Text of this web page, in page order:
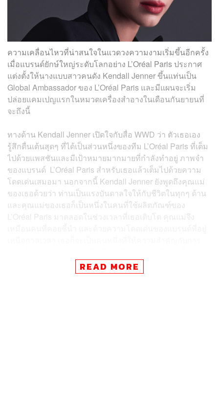
ความเคลื่อนไหวที่น่าสนใจในแวดวงความงามเริ่มขึ้นอีกครั้ง
เมื่อแบรนด์ยักษ์ใหญ่ระดับโลกอย่าง L’Oréal Paris ประกาศ
แต่งตั้งให้นางแบบสาวคนดัง Kendall Jenner ขึ้นแท่นเป็น
Global Ambassador ของ L’Oréal Paris และมีแผนจะเริ่ม
ปล่อยแคมเปญแรกในหมวดเครื่องสำอางในเดือนกันยายนที่
จะถึงนี้
ทางด้าน Kendall Jenner เปิดใจกับสื่อ WWD ว่า ตัวเธอเอง
รู้สึกตื่นเต้นสุดๆ ที่ได้เป็นส่วนหนึ่งของทีม L’Oréal Paris ที่เต็ม
ไปด้วยแพสชันและมีเป้าหมายมากมายที่กำลังทำอยู่ ภาพจำ
ของแบรนด์ L’Oréal Paris สำหรับเธอแล้วเต็มไปด้วยความ
โดดเด่นเสมอมา นอกจากนี้ Kendall Jenner ยังพูดถึงคุณแม่
ของเธอด้วยว่า ท่านเป็นแรงบันดาลใจให้กับชีวิตในทุกๆ ด้าน
และคุณแม่ของเธอก็เป็นหนึ่งในคนที่ใช้ผลิตภัณฑ์ของ
L’Oréal Paris มาตลอดในช่วงเวลาที่เธอเติบโต คุณแม่จึง
สำหรับการเลือก Kendall Jenner มาเป็น Global
READ MORE